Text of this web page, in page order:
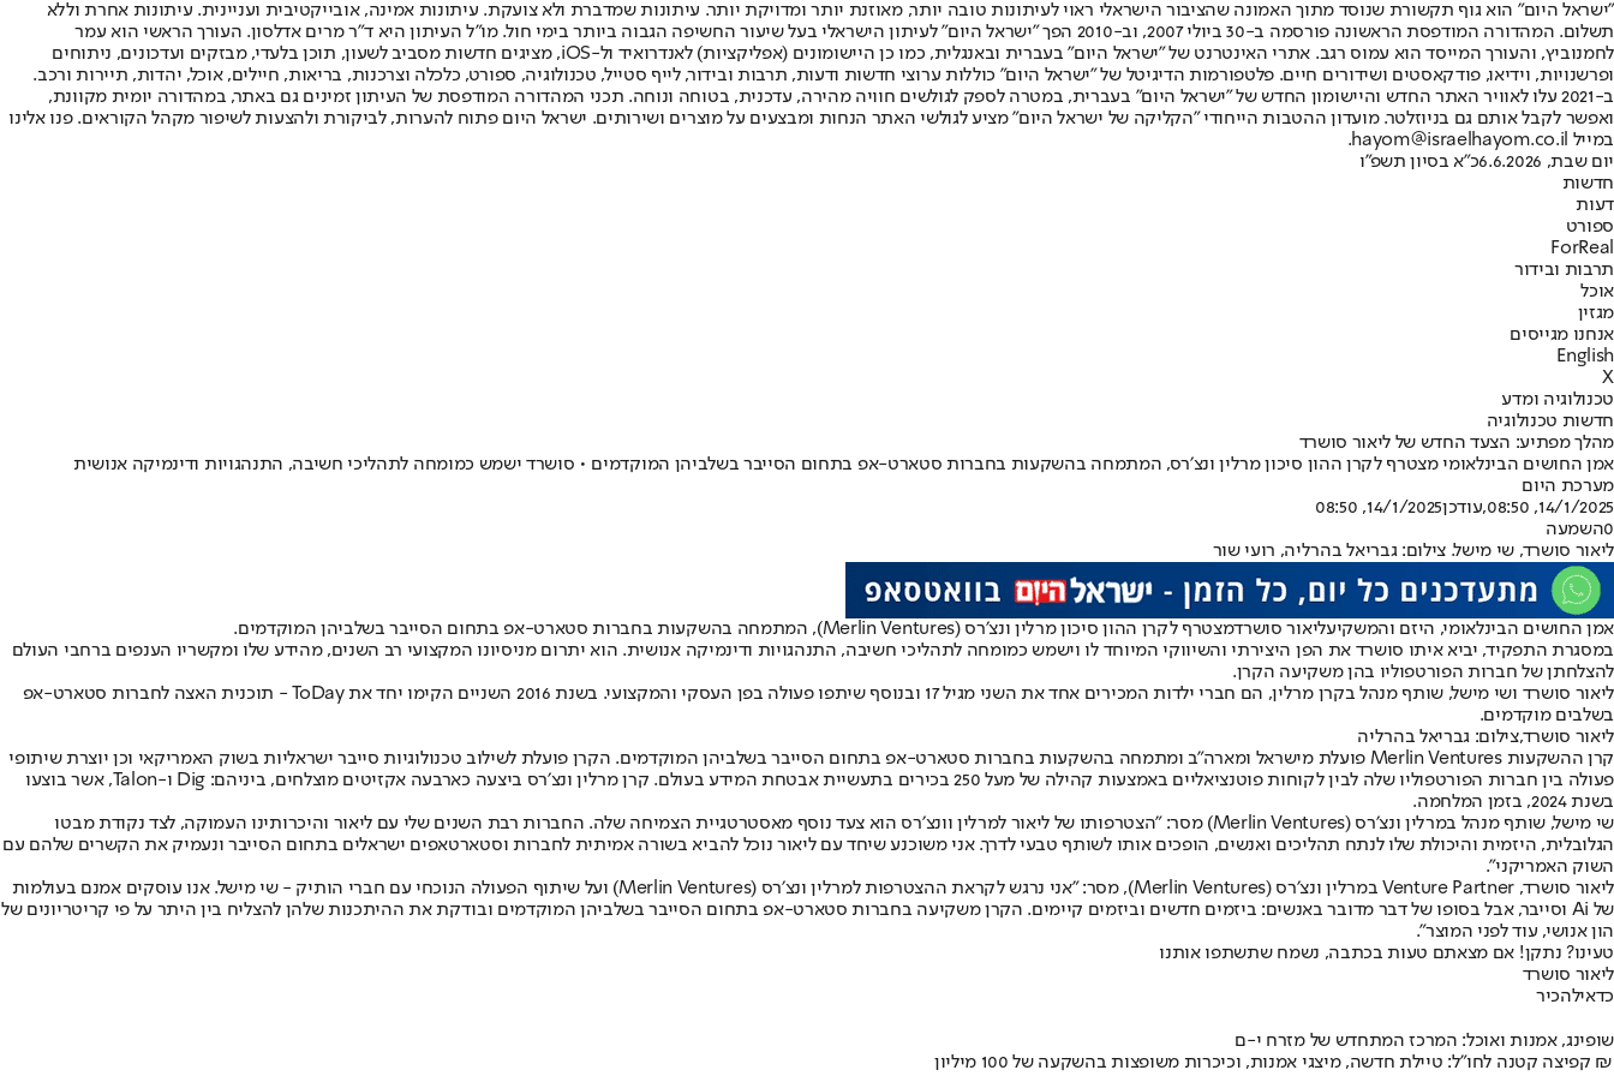
"ישראל היום" הוא גוף תקשורת שנוסד מתוך האמונה שהציבור הישראלי ראוי לעיתונות טובה יותר, מאוזנת יותר ומדויקת יותר. עיתונות שמדברת ולא צועקת. עיתונות אמינה, אובייקטיבית ועניינית. עיתונות אחרת וללא
תשלום. המהדורה המודפסת הראשונה פורסמה ב-30 ביולי 2007, וב-2010 הפך "ישראל היום" לעיתון הישראלי בעל שיעור החשיפה הגבוה ביותר בימי חול. מו"ל העיתון היא ד"ר מרים אדלסון. העורך הראשי הוא עמר
לחמנוביץ, והעורך המייסד הוא עמוס רגב. אתרי האינטרנט של "ישראל היום" בעברית ובאנגלית, כמו כן היישומונים (אפליקציות) לאנדרואיד ול-iOS, מציגים חדשות מסביב לשעון, תוכן בלעדי, מבזקים ועדכונים, ניתוחים
ופרשנויות, וידיאו, פודקאסטים ושידורים חיים. פלטפורמות הדיגיטל של "ישראל היום" כוללות ערוצי חדשות ודעות, תרבות ובידור, לייף סטייל, טכנולוגיה, ספורט, כלכלה וצרכנות, בריאות, חיילים, אוכל, יהדות, תיירות ורכב.
ב-2021 עלו לאוויר האתר החדש והיישומון החדש של "ישראל היום" בעברית, במטרה לספק לגולשים חוויה מהירה, עדכנית, בטוחה ונוחה. תכני המהדורה המודפסת של העיתון זמינים גם באתר, במהדורה יומית מקוונת,
ואפשר לקבל אותם גם בניוזלטר. מועדון ההטבות הייחודי "הקליקה של ישראל היום" מציע לגולשי האתר הנחות ומבצעים על מוצרים ושירותים. ישראל היום פתוח להערות, לביקורת ולהצעות לשיפור מקהל הקוראים. פנו אלינו
במייל hayom@israelhayom.co.il.
יום שבת, 6.6.2026
כ"א בסיון תשפ"ו
חדשות
דעות
ספורט
ForReal
תרבות ובידור
אוכל
מגזין
אנחנו מגייסים
English
X
טכנולוגיה ומדע
חדשות טכנולוגיה
מהלך מפתיע: הצעד החדש של ליאור סושרד
אמן החושים הבינלאומי מצטרף לקרן ההון סיכון מרלין ונצ׳רס, המתמחה בהשקעות בחברות סטארט-אפ בתחום הסייבר בשלביהן המוקדמים • סושרד ישמש כמומחה לתהליכי חשיבה, התנהגויות ודינמיקה אנושית
מערכת היום
14/1/2025, 08:50
,עודכן14/1/2025, 08:50
0השמעה
ליאור סושרד, שי מישל. צילום: גבריאל בהרליה, רועי שור
אמן החושים הבינלאומי, היזם והמשקיעליאור סושרדמצטרף לקרן ההון סיכון מרלין ונצ׳רס (Merlin Ventures), המתמחה בהשקעות בחברות סטארט-אפ בתחום הסייבר בשלביהן המוקדמים.
במסגרת התפקיד, יביא איתו סושרד את הפן היצירתי והשיווקי המיוחד לו וישמש כמומחה לתהליכי חשיבה, התנהגויות ודינמיקה אנושית. הוא יתרום מניסיונו המקצועי רב השנים, מהידע שלו ומקשריו הענפים ברחבי העולם
להצלחתן של חברות הפורטפוליו בהן משקיעה הקרן.
ליאור סושרד ושי מישל, שותף מנהל בקרן מרלין, הם חברי ילדות המכירים אחד את השני מגיל 17 ובנוסף שיתפו פעולה בפן העסקי והמקצועי. בשנת 2016 השניים הקימו יחד את ToDay - תוכנית האצה לחברות סטארט-אפ
בשלבים מוקדמים.
ליאור סושרד,צילום: גבריאל בהרליה
קרן ההשקעות Merlin Ventures פועלת מישראל ומארה”ב ומתמחה בהשקעות בחברות סטארט-אפ בתחום הסייבר בשלביהן המוקדמים. הקרן פועלת לשילוב טכנולוגיות סייבר ישראליות בשוק האמריקאי וכן יוצרת שיתופי
פעולה בין חברות הפורטפוליו שלה לבין לקוחות פוטנציאליים באמצעות קהילה של מעל 250 בכירים בתעשיית אבטחת המידע בעולם. קרן מרלין ונצ׳רס ביצעה כארבעה אקזיטים מוצלחים, ביניהם: Dig ו-Talon, אשר בוצעו
בשנת 2024, בזמן המלחמה.
שי מישל, שותף מנהל במרלין ונצ׳רס (Merlin Ventures) מסר: "הצטרפותו של ליאור למרלין וונצ׳רס הוא צעד נוסף מאסטרטגיית הצמיחה שלה. החברות רבת השנים שלי עם ליאור והיכרותינו העמוקה, לצד נקודת מבטו
הגלובלית, היזמית והיכולת שלו לנתח תהליכים ואנשים, הופכים אותו לשותף טבעי לדרך. אני משוכנע שיחד עם ליאור נוכל להביא בשורה אמיתית לחברות וסטארטאפים ישראלים בתחום הסייבר ונעמיק את הקשרים שלהם עם
השוק האמריקני".
ליאור סושרד, Venture Partner במרלין ונצ׳רס (Merlin Ventures), מסר: "אני נרגש לקראת ההצטרפות למרלין ונצ׳רס (Merlin Ventures) ועל שיתוף הפעולה הנוכחי עם חברי הותיק - שי מישל. אנו עוסקים אמנם בעולמות
של Ai וסייבר, אבל בסופו של דבר מדובר באנשים: ביזמים חדשים וביזמים קיימים. הקרן משקיעה בחברות סטארט-אפ בתחום הסייבר בשלביהן המוקדמים ובודקת את ההיתכנות שלהן להצליח בין היתר על פי קריטריונים של
הון אנושי, עוד לפני המוצר".
טעינו? נתקן! אם מצאתם טעות בכתבה, נשמח שתשתפו אותנו
ליאור סושרד
כדאילהכיר
שופינג, אמנות ואוכל: המרכז המתחדש של מזרח י-ם
קפיצה קטנה לחו"ל: טיילת חדשה, מיצגי אמנות, וכיכרות משופצות בהשקעה של 100 מיליון ₪